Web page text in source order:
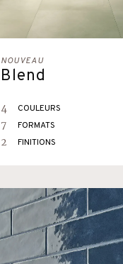
NOUVEAU
Blend
4 COULEURS
7 FORMATS
2 FINITIONS